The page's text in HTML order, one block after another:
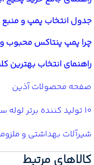
جدول انتخاب پمپ و
چرا پمپ پنتاکس محبوب
راهنمای انتخاب بهترین
صفحه محصولات آذین
10 تولید کننده برتر لوله سفید دنیا
شیرآلات بهداشتی و
کالاهای مرتبط